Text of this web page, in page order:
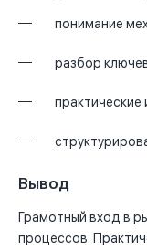
понимание
разбор
практические
Вывод
Грамотный вход в
процессов.